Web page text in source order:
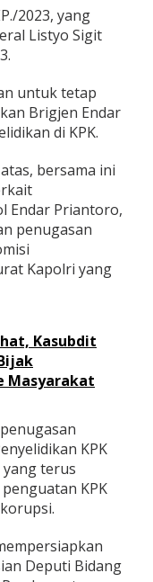
2023, yang
Listyo Sigit
untuk tetap
Brigjen Endar
di KPK.
bersama ini
Endar Priantoro,
penugasan
Kapolri yang
Kasubdit
Masyarakat
KPK
terus
KPK
Deputi Bidang